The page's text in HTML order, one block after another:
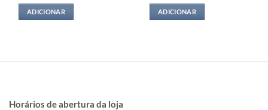
ADICIONAR ADICIONAR
Horários de abertura da loja